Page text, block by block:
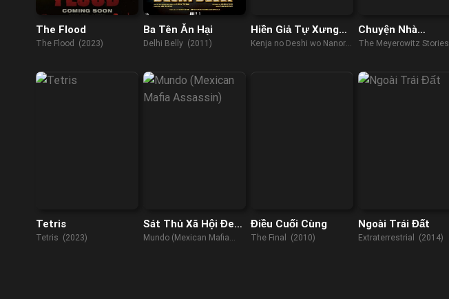
The Flood
The Flood (2023)
Ba Tên Ăn Hại
Delhi Belly (2011)
Hiền Giả Tự Xưng
Là Đồ Đệ Hiền Giả
Kenja no Deshi wo Nanoru
Herself Pupil of the Wise
Chuyện Nhà
Meyerowitz
The Meyerowitz Stories
(2017)
Tetris
Tetris (2023)
Sát Thủ Xã Hội Đen
Mexico
Mundo (Mexican Mafia
Điều Cuối Cùng
The Final (2010)
Ngoài Trái Đất
Extraterrestrial (2014)